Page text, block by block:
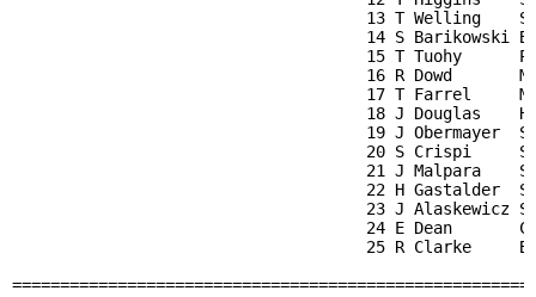
13 T Welling    St. F  13:48
14 S Barikowski BP     13:49
15 T Tuohy      POW    13:50
16 R Dowd       M      13:52
17 T Farrel     M      13:52
18 J Douglas    HC
19 J Obermayer  St.P
20 S Crispi     St. F
21 J Malpara    Step
22 H Gastalder  Step
23 J Alaskewicz St. P
24 E Dean       Cham
25 R Clarke     BP